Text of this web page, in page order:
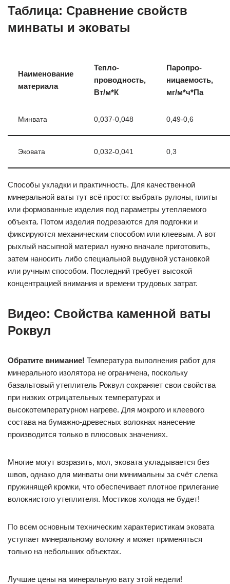
Таблица: Сравнение свойств
минваты и эковаты
Наименование
материала
Тепло-
проводность,
Вт/м*К
Паропро-
ницаемость,
мг/м*ч*Па
Минвата 0,037-0,048 0,49-0,6
Эковата 0,032-0,041 0,3
Способы укладки и практичность. Для качественной
минеральной ваты тут всё просто: выбрать рулоны, плиты
или формованные изделия под параметры утепляемого
объекта. Потом изделия подрезаются для подгонки и
фиксируются механическим способом или клеевым. А вот
рыхлый насыпной материал нужно вначале приготовить,
затем наносить либо специальной выдувной установкой
или ручным способом. Последний требует высокой
концентрацией внимания и времени трудовых затрат.
Видео: Свойства каменной ваты
Роквул
Обратите внимание! Температура выполнения работ для
минерального изолятора не ограничена, поскольку
базальтовый утеплитель Роквул сохраняет свои свойства
при низких отрицательных температурах и
высокотемпературном нагреве. Для мокрого и клеевого
состава на бумажно-древесных волокнах нанесение
производится только в плюсовых значениях.
Многие могут возразить, мол, эковата укладывается без
швов, однако для минваты они минимальны за счёт слегка
пружинящей кромки, что обеспечивает плотное прилегание
волокнистого утеплителя. Мостиков холода не будет!
По всем основным техническим характеристикам эковата
уступает минеральному волокну и может применяться
только на небольших объектах.
Лучшие цены на минеральную вату этой недели!